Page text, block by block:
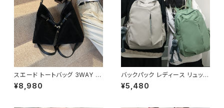
スエード トートバッグ 3WAY シ
ョルダーバッグ レディース バッ
グ 斜めがけ 軽量 A4収納 大容
¥8,980
バックパック レディース リュック
春夏 秋冬 春 夏 秋 冬 黒 バッグ
大容量 リュックサック かばん ロ
¥5,480